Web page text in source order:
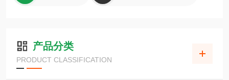
产品分类
PRODUCT CLASSIFICATION